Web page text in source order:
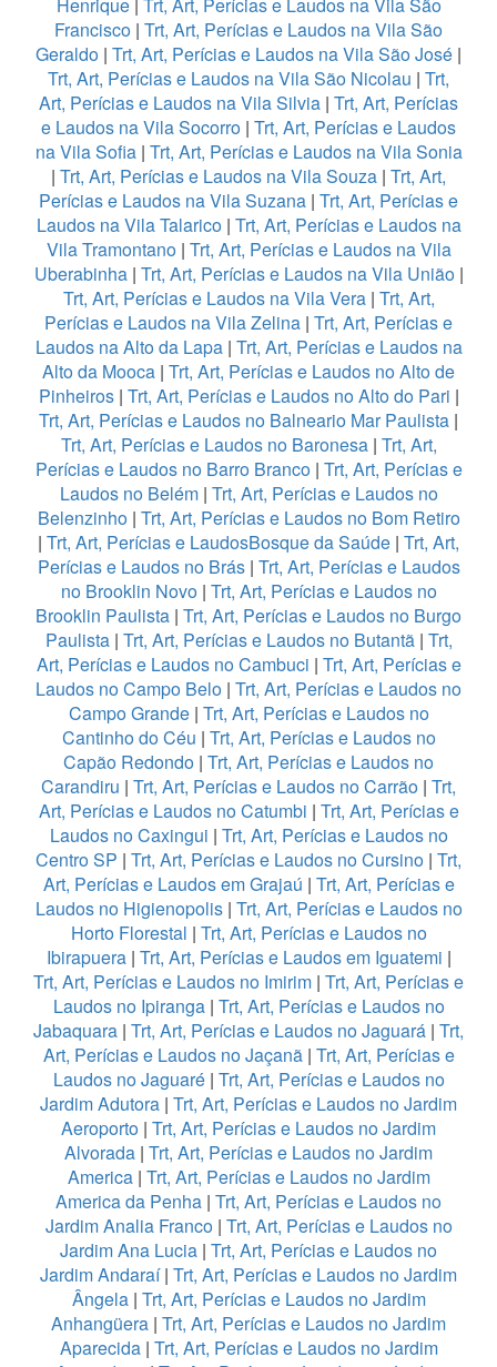
Henrique| Trt, Art, Perícias e Laudos na Vila São
Francisco | Trt, Art, Perícias e Laudos na Vila São
Geraldo | Trt, Art, Perícias e Laudos na Vila São José |
Trt, Art, Perícias e Laudos na Vila São Nicolau | Trt,
Art, Perícias e Laudos na Vila Silvia | Trt, Art, Perícias
e Laudos na Vila Socorro | Trt, Art, Perícias e Laudos
na Vila Sofia| Trt, Art, Perícias e Laudos na Vila Sonia
| Trt, Art, Perícias e Laudos na Vila Souza | Trt, Art,
Perícias e Laudos na Vila Suzana | Trt, Art, Perícias e
Laudos na Vila Talarico| Trt, Art, Perícias e Laudos na
Vila Tramontano| Trt, Art, Perícias e Laudos na Vila
Uberabinha| Trt, Art, Perícias e Laudos na Vila União|
Trt, Art, Perícias e Laudos na Vila Vera| Trt, Art,
Perícias e Laudos na Vila Zelina | Trt, Art, Perícias e
Laudos na Alto da Lapa| Trt, Art, Perícias e Laudos na
Alto da Mooca | Trt, Art, Perícias e Laudos no Alto de
Pinheiros| Trt, Art, Perícias e Laudos no Alto do Pari |
Trt, Art, Perícias e Laudos no Balneario Mar Paulista |
Trt, Art, Perícias e Laudos no Baronesa| Trt, Art,
Perícias e Laudos no Barro Branco| Trt, Art, Perícias e
Laudos no Belém| Trt, Art, Perícias e Laudos no
Belenzinho| Trt, Art, Perícias e Laudos no Bom Retiro
| Trt, Art, Perícias e LaudosBosque da Saúde | Trt, Art,
Perícias e Laudos no Brás| Trt, Art, Perícias e Laudos
no Brooklin Novo| Trt, Art, Perícias e Laudos no
Brooklin Paulista | Trt, Art, Perícias e Laudos no Burgo
Paulista| Trt, Art, Perícias e Laudos no Butantã| Trt,
Art, Perícias e Laudos no Cambuci | Trt, Art, Perícias e
Laudos no Campo Belo | Trt, Art, Perícias e Laudos no
Campo Grande| Trt, Art, Perícias e Laudos no
Cantinho do Céu | Trt, Art, Perícias e Laudos no
Capão Redondo | Trt, Art, Perícias e Laudos no
Carandiru | Trt, Art, Perícias e Laudos no Carrão | Trt,
Art, Perícias e Laudos no Catumbi | Trt, Art, Perícias e
Laudos no Caxingui | Trt, Art, Perícias e Laudos no
Centro SP | Trt, Art, Perícias e Laudos no Cursino | Trt,
Art, Perícias e Laudos em Grajaú | Trt, Art, Perícias e
Laudos no Higienopolis| Trt, Art, Perícias e Laudos no
Horto Florestal | Trt, Art, Perícias e Laudos no
Ibirapuera| Trt, Art, Perícias e Laudos em Iguatemi |
Trt, Art, Perícias e Laudos no Imirim | Trt, Art, Perícias e
Laudos no Ipiranga| Trt, Art, Perícias e Laudos no
Jabaquara | Trt, Art, Perícias e Laudos no Jaguará | Trt,
Art, Perícias e Laudos no Jaçanã| Trt, Art, Perícias e
Laudos no Jaguaré| Trt, Art, Perícias e Laudos no
Jardim Adutora | Trt, Art, Perícias e Laudos no Jardim
Aeroporto | Trt, Art, Perícias e Laudos no Jardim
Alvorada | Trt, Art, Perícias e Laudos no Jardim
America| Trt, Art, Perícias e Laudos no Jardim
America da Penha | Trt, Art, Perícias e Laudos no
Jardim Analia Franco| Trt, Art, Perícias e Laudos no
Jardim Ana Lucia | Trt, Art, Perícias e Laudos no
Jardim Andaraí| Trt, Art, Perícias e Laudos no Jardim
Ângela| Trt, Art, Perícias e Laudos no Jardim
Anhangüera | Trt, Art, Perícias e Laudos no Jardim
Aparecida| Trt, Art, Perícias e Laudos no Jardim